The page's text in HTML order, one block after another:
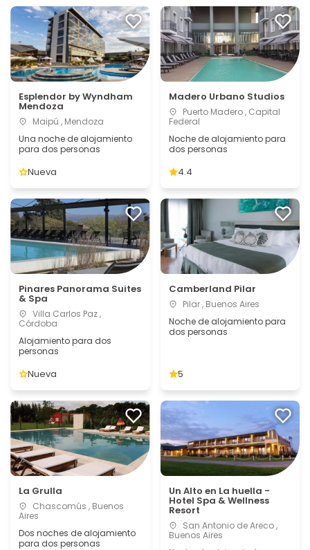
Esplendor by Wyndham
Mendoza
Maipú , Mendoza
Una noche de alojamiento
para dos personas
Nueva
Madero Urbano Studios
Puerto Madero , Capital
Federal
Noche de alojamiento para
dos personas
4.4
Pinares Panorama Suites
& Spa
Villa Carlos Paz ,
Córdoba
Alojamiento para dos
personas
Nueva
Camberland Pilar
Pilar , Buenos Aires
Noche de alojamiento para
dos personas
5
La Grulla
Chascomús , Buenos
Aires
Dos noches de alojamiento
para dos personas
Un Alto en La huella -
Hotel Spa & Wellness
Resort
San Antonio de Areco ,
Buenos Aires